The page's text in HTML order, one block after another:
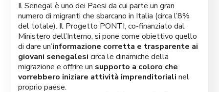
Il Senegal è uno dei Paesi da cui parte un gran
numero di migranti che sbarcano in Italia (circa l’8%
del totale). Il Progetto PONTI, co-finanziato dal
Ministero dell’Interno, si pone come obiettivo quello
di dare un’informazione corretta e trasparente ai
giovani senegalesi circa le dinamiche della
migrazione e offrire un supporto a coloro che
vorrebbero iniziare attività imprenditoriali nel
proprio paese.